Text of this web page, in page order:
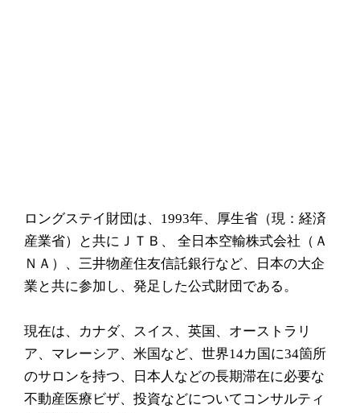
ロングステイ財団は、1993年、厚生省（現：経済
産業省）と共にＪＴＢ、 全日本空輸株式会社（Ａ
ＮＡ）、三井物産住友信託銀行など、日本の大企
業と共に参加し、発足した公式財団である。
現在は、カナダ、スイス、英国、オーストラリ
ア、マレーシア、米国など、世界14カ国に34箇所
のサロンを持つ、日本人などの長期滞在に必要な
不動産医療ビザ、投資などについてコンサルティ